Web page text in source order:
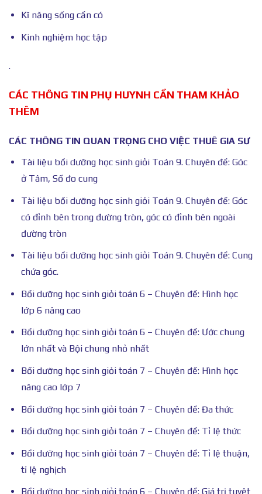
Kĩ năng sống cần có
Kinh nghiệm học tập
.
CÁC THÔNG TIN PHỤ HUYNH CẦN THAM KHẢO
THÊM
CÁC THÔNG TIN QUAN TRỌNG CHO VIỆC THUÊ GIA SƯ
Tài liệu bồi dưỡng học sinh giỏi Toán 9. Chuyên đề: Góc
ở Tâm, Số đo cung
Tài liệu bồi dưỡng học sinh giỏi Toán 9. Chuyên đề: Góc
có đỉnh bên trong đường tròn, góc có đỉnh bên ngoài
đường tròn
Tài liệu bồi dưỡng học sinh giỏi Toán 9. Chuyên đề: Cung
chứa góc.
Bồi dưỡng học sinh giỏi toán 6 – Chuyên đề: Hình học
lớp 6 nâng cao
Bồi dưỡng học sinh giỏi toán 6 – Chuyên đề: Ước chung
lớn nhất và Bội chung nhỏ nhất
Bồi dưỡng học sinh giỏi toán 7 – Chuyên đề: Hình học
nâng cao lớp 7
Bồi dưỡng học sinh giỏi toán 7 – Chuyên đề: Đa thức
Bồi dưỡng học sinh giỏi toán 7 – Chuyên đề: Tỉ lệ thức
Bồi dưỡng học sinh giỏi toán 7 – Chuyên đề: Tỉ lệ thuận,
tỉ lệ nghịch
Bồi dưỡng học sinh giỏi toán 6 – Chuyên đề: Giá trị tuyệt